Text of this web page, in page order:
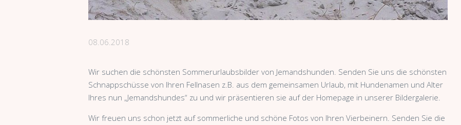
08.06.2018
Wir suchen die schönsten Sommerurlaubsbilder von Jemandshunden. Senden Sie uns die schönsten
Schnappschüsse von Ihren Fellnasen z.B. aus dem gemeinsamen Urlaub, mit Hundenamen und Alter
Ihres nun „Jemandshundes“ zu und wir präsentieren sie auf der Homepage in unserer Bildergalerie.
Wir freuen uns schon jetzt auf sommerliche und schöne Fotos von Ihren Vierbeinern. Senden Sie die